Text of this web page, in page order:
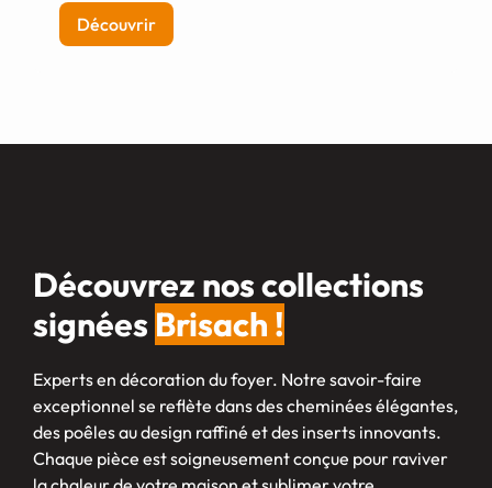
Découvrir
Découvrez nos collections
signées Brisach !
Experts en décoration du foyer. Notre savoir-faire
exceptionnel se reflète dans des cheminées élégantes,
des poêles au design raffiné et des inserts innovants.
Chaque pièce est soigneusement conçue pour raviver